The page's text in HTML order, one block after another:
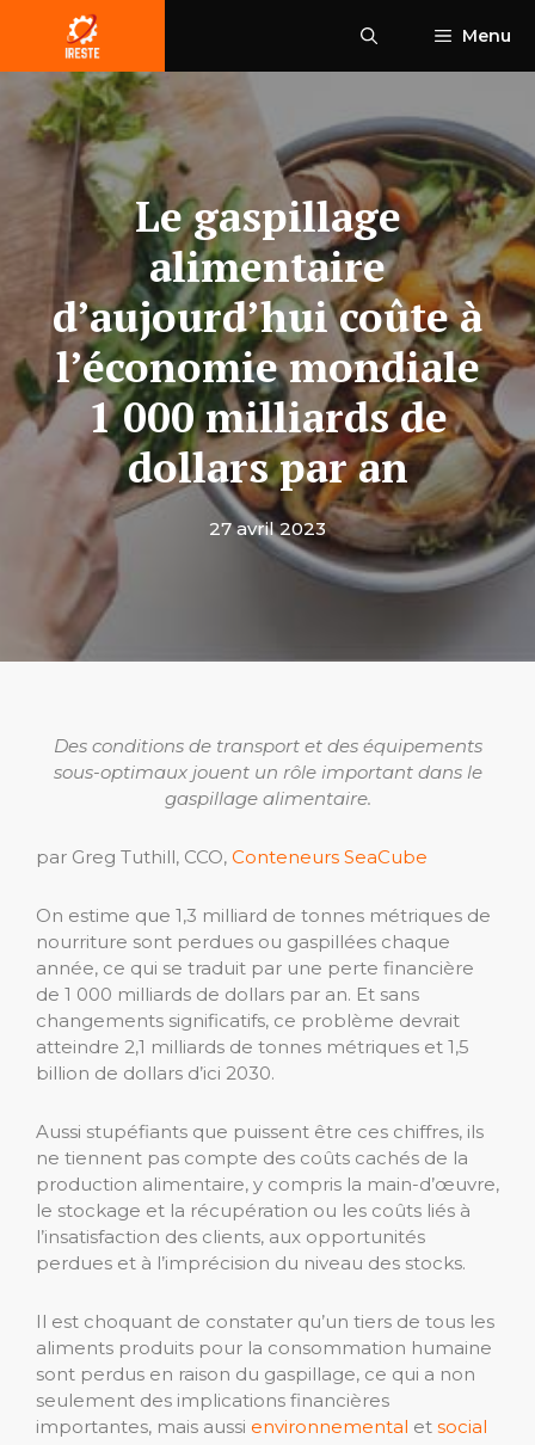
contenu
Menu
Le gaspillage
alimentaire
d’aujourd’hui coûte à
l’économie mondiale
1 000 milliards de
dollars par an
27 avril 2023
Des conditions de transport et des équipements
sous-optimaux jouent un rôle important dans le
gaspillage alimentaire.
par Greg Tuthill, CCO, Conteneurs SeaCube
On estime que 1,3 milliard de tonnes métriques de
nourriture sont perdues ou gaspillées chaque
année, ce qui se traduit par une perte financière
de 1 000 milliards de dollars par an. Et sans
changements significatifs, ce problème devrait
atteindre 2,1 milliards de tonnes métriques et 1,5
billion de dollars d’ici 2030.
Aussi stupéfiants que puissent être ces chiffres, ils
ne tiennent pas compte des coûts cachés de la
production alimentaire, y compris la main-d’œuvre,
le stockage et la récupération ou les coûts liés à
l’insatisfaction des clients, aux opportunités
perdues et à l’imprécision du niveau des stocks.
Il est choquant de constater qu’un tiers de tous les
aliments produits pour la consommation humaine
sont perdus en raison du gaspillage, ce qui a non
seulement des implications financières
importantes, mais aussi environnemental et social